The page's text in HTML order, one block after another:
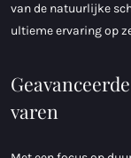
van de natuurlijke
ultieme ervaring op
varen